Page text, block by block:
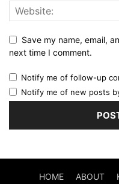
Save my name, email,
next time I comment.
Notify me of follow-up
Notify me of new posts
HOME ABOUT